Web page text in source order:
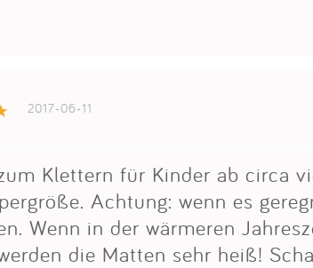
2017-06-11
Klettern für Kinder ab circa
Achtung: wenn es
Wenn in der wärmeren
die Matten sehr heiß!